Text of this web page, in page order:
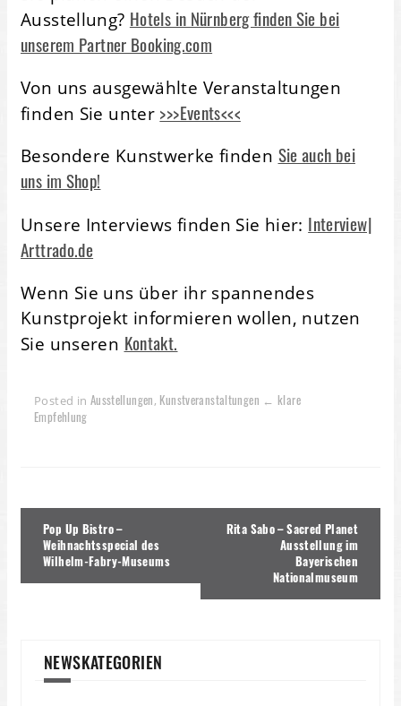
Ausstellung? Hotels in Nürnberg finden Sie bei
unserem Partner Booking.com
Von uns ausgewählte Veranstaltungen
finden Sie unter >>>Events<<<
Besondere Kunstwerke finden Sie auch bei
uns im Shop!
Unsere Interviews finden Sie hier: Interview|
Arttrado.de
Wenn Sie uns über ihr spannendes
Kunstprojekt informieren wollen, nutzen
Sie unseren Kontakt.
Posted in Ausstellungen, Kunstveranstaltungen ← klare
Empfehlung
Beitragsnavigation
Pop Up Bistro –
Weihnachtsspecial des
Wilhelm-Fabry-Museums
Rita Sabo – Sacred Planet
Ausstellung im
Bayerischen
Nationalmuseum
NEWSKATEGORIEN